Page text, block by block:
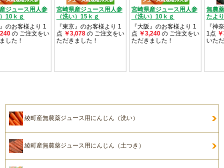
綾町産無農薬ジュース用にんじん（洗い）
綾町産無農薬ジュース用にんじん（土つき）